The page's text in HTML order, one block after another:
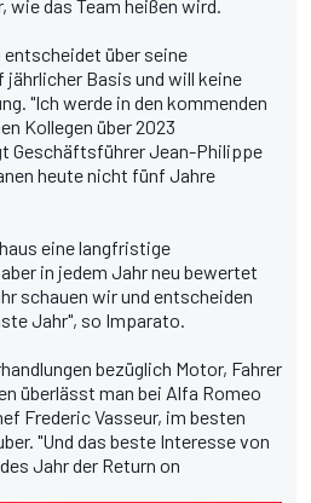
wie das Team heißen wird.
entscheidet über seine
Basis und will keine
"Ich werde in den kommenden
Kollegen über 2023
Geschäftsführer Jean-Philippe
heute nicht fünf Jahre
eine langfristige
in jedem Jahr neu bewertet
schauen wir und entscheiden
Jahr", so Imparato.
bezüglich Motor, Fahrer
überlässt man bei Alfa Romeo
Frederic Vasseur, im besten
"Und das beste Interesse von
Jahr der Return on